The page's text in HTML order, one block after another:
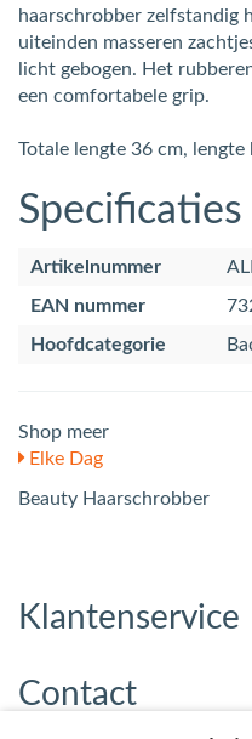
haarschrobber zelfstandig
uiteinden masseren
licht gebogen. Het
een comfortabele grip.
Totale lengte 36 cm, lengte
Specificaties
Artikelnummer
EAN nummer
Hoofdcategorie
Shop meer
Elke Dag
Beauty Haarschrobber
Klantenservice
Contact